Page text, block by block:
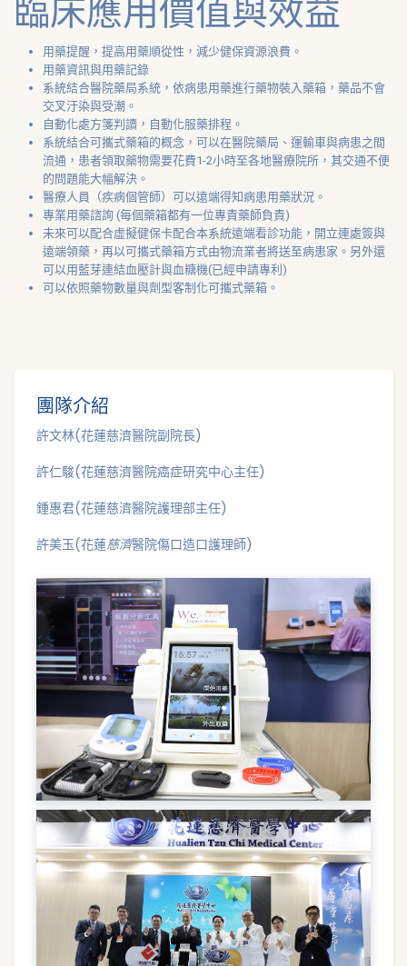
臨床應用價值與效益
用藥提醒，提高用藥順從性，減少健保資源浪費。
用藥資訊與用藥記錄
系統結合醫院藥局系統，依病患用藥進行藥物裝入藥箱，藥品不會
交叉汙染與受潮。
自動化處方箋判讀，自動化服藥排程。
系統結合可攜式藥箱的概念，可以在醫院藥局、運輸車與病患之間
流通，患者領取藥物需要花費1-2小時至各地醫療院所，其交通不便
的問題能大幅解決。
醫療人員（疾病個管師）可以遠端得知病患用藥狀況。
專業用藥諮詢 (每個藥箱都有一位專責藥師負責)
未來可以配合虛擬健保卡配合本系統遠端看診功能，開立連處簽與
遠端領藥，再以可攜式藥箱方式由物流業者將送至病患家。另外還
可以用藍芽連結血壓計與血糖機(已經申請專利)
可以依照藥物數量與劑型客制化可攜式藥箱。
團隊介紹
許文林(花蓮慈濟醫院副院長)
許仁駿(花蓮慈濟醫院癌症研究中心主任)
鍾惠君(花蓮慈濟醫院護理部主任)
許美玉(花蓮慈濟醫院傷口造口護理師)